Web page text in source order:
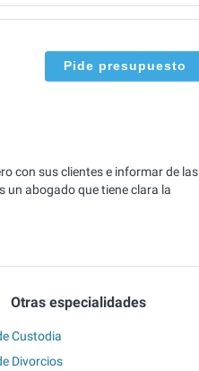
Pide presupuesto
con sus clientes e informar de las
un abogado que tiene clara la
Otras especialidades
Custodia
Divorcios